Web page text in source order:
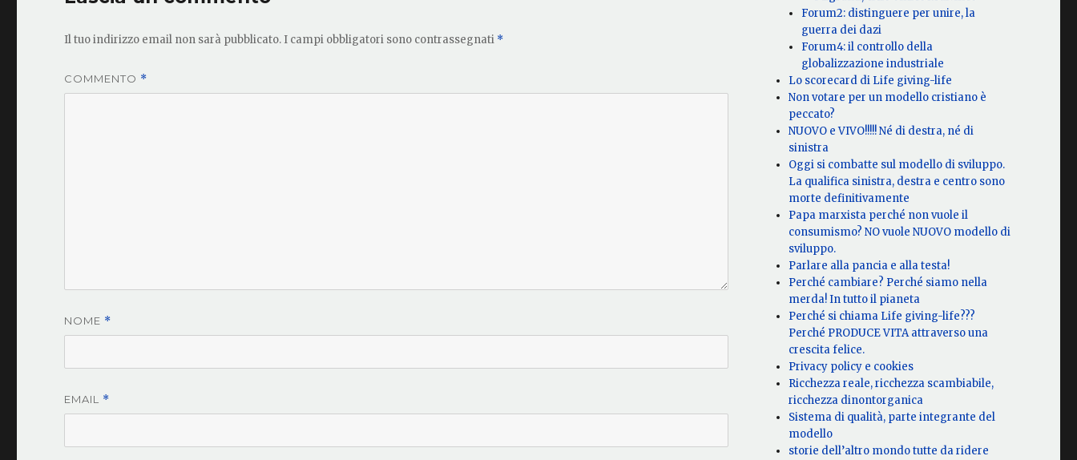
Il tuo indirizzo email non sarà pubblicato. I campi obbligatori sono contrassegnati *
COMMENTO *
NOME *
EMAIL *
Forum2: distinguere per unire, la
guerra dei dazi
Forum4: il controllo della
globalizzazione industriale
Lo scorecard di Life giving-life
Non votare per un modello cristiano è
peccato?
NUOVO e VIVO!!!!! Né di destra, né di
sinistra
Oggi si combatte sul modello di sviluppo.
La qualifica sinistra, destra e centro sono
morte definitivamente
Papa marxista perché non vuole il
consumismo? NO vuole NUOVO modello di
sviluppo.
Parlare alla pancia e alla testa!
Perché cambiare? Perché siamo nella
merda! In tutto il pianeta
Perché si chiama Life giving-life???
Perché PRODUCE VITA attraverso una
crescita felice.
Privacy policy e cookies
Ricchezza reale, ricchezza scambiabile,
ricchezza dinontorganica
Sistema di qualità, parte integrante del
modello
storie dell’altro mondo tutte da ridere